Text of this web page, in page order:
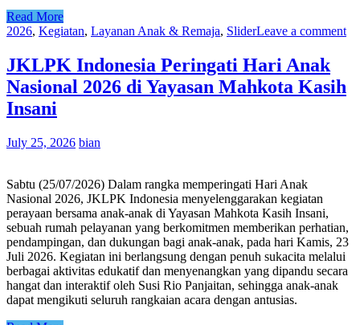
Read More
2026, Kegiatan, Layanan Anak & Remaja, SliderLeave a comment
JKLPK Indonesia Peringati Hari Anak
Nasional 2026 di Yayasan Mahkota Kasih
Insani
July 25, 2026 bian
Sabtu (25/07/2026) Dalam rangka memperingati Hari Anak
Nasional 2026, JKLPK Indonesia menyelenggarakan kegiatan
perayaan bersama anak-anak di Yayasan Mahkota Kasih Insani,
sebuah rumah pelayanan yang berkomitmen memberikan perhatian,
pendampingan, dan dukungan bagi anak-anak, pada hari Kamis, 23
Juli 2026. Kegiatan ini berlangsung dengan penuh sukacita melalui
berbagai aktivitas edukatif dan menyenangkan yang dipandu secara
hangat dan interaktif oleh Susi Rio Panjaitan, sehingga anak-anak
dapat mengikuti seluruh rangkaian acara dengan antusias.